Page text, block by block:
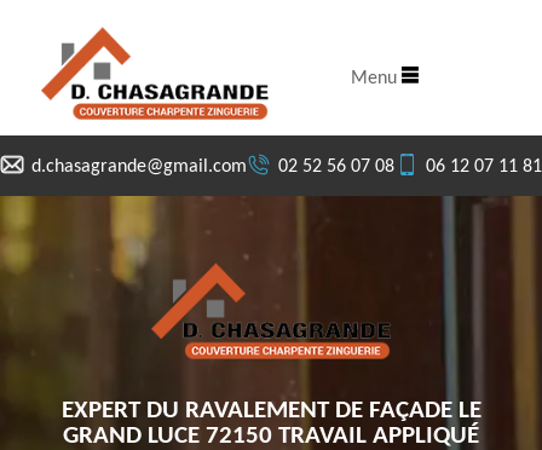
d.chasagrande@gmail.com 02 52 56 07 08 06 12 07 11 81
Menu
EXPERT DU RAVALEMENT DE FAÇADE LE
GRAND LUCE 72150 TRAVAIL APPLIQUÉ